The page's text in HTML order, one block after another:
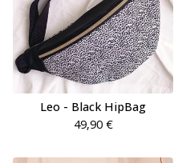
Leo - Black HipBag
49,90 €